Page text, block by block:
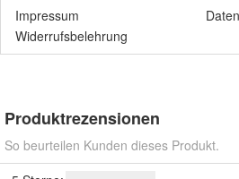
Impressum
Widerrufsbelehrung
Produktrezensionen
So beurteilen Kunden dieses Produkt.